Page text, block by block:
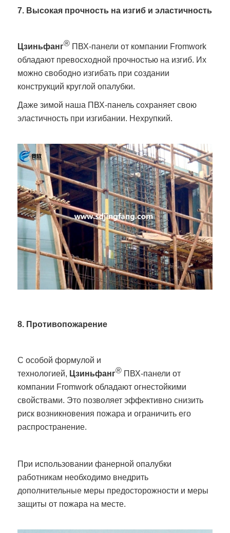
7. Высокая прочность на изгиб и эластичность
Цзиньфанг® ПВХ-панели от компании Fromwork
обладают превосходной прочностью на изгиб. Их
можно свободно изгибать при создании
конструкций круглой опалубки.
Даже зимой наша ПВХ-панель сохраняет свою
эластичность при изгибании. Нехрупкий.
8. Противопожарение
С особой формулой и
технологией, Цзиньфанг® ПВХ-панели от
компании Fromwork обладают огнестойкими
свойствами. Это позволяет эффективно снизить
риск возникновения пожара и ограничить его
распространение.
При использовании фанерной опалубки
работникам необходимо внедрить
дополнительные меры предосторожности и меры
защиты от пожара на месте.